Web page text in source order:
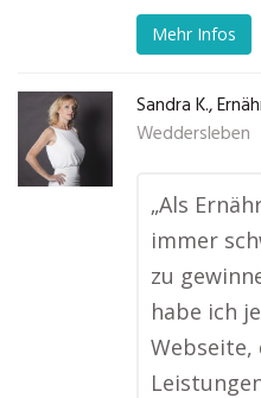
Mehr Infos
Sandra K.,
Weddersleben
„Als
immer
zu
habe ich
Webseite,